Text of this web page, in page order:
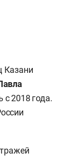
Казани
с 2018 года.